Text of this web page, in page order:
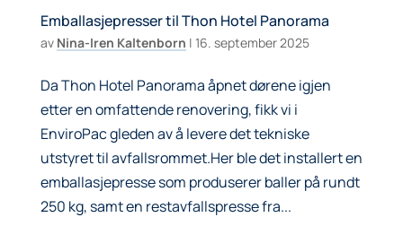
Emballasjepresser til Thon Hotel Panorama
av Nina-Iren Kaltenborn | 16. september 2025
Da Thon Hotel Panorama åpnet dørene igjen
etter en omfattende renovering, fikk vi i
EnviroPac gleden av å levere det tekniske
utstyret til avfallsrommet.Her ble det installert en
emballasjepresse som produserer baller på rundt
250 kg, samt en restavfallspresse fra...